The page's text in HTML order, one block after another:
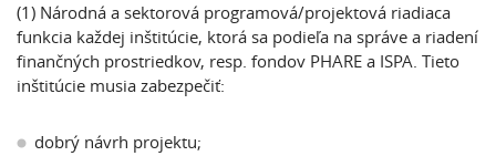
(1) Národná a sektorová programová/projektová riadiaca
funkcia každej inštitúcie, ktorá sa podieľa na správe a riadení
finančných prostriedkov, resp. fondov PHARE a ISPA. Tieto
inštitúcie musia zabezpečiť:
dobrý návrh projektu;